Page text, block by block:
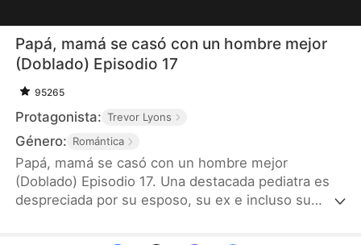
Papá, mamá se casó con un hombre mejor
(Doblado) Episodio 17
95265
Protagonista: Trevor Lyons
Género: Romántica
Papá, mamá se casó con un hombre mejor
(Doblado) Episodio 17. Una destacada pediatra es
despreciada por su esposo, su ex e incluso su